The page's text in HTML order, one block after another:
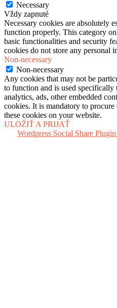
Necessary
Vždy zapnuté
Necessary cookies are absolutely
function properly. This category
basic functionalities and security
cookies do not store any personal
Non-necessary
Non-necessary
Any cookies that may not be
to function and is used specifically
analytics, ads, other embedded
cookies. It is mandatory to
these cookies on your website.
ULOŽIŤ A PRIJAŤ
Wordpress Social Share Plugin